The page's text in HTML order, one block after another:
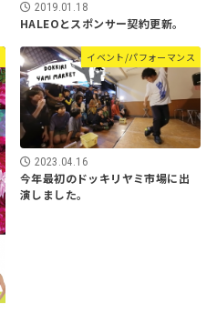
2019.01.18
HALEOとスポンサー契約更新。
イベント/パフォーマンス
2023.04.16
今年最初のドッキリヤミ市場に出
演しました。